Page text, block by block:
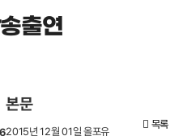
출연
목록
본문
2015년 12월 01일 올포유